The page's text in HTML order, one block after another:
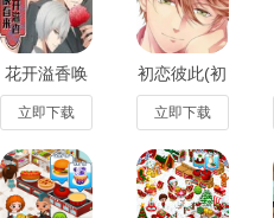
花开溢香唤
春来游戏手
机中文版1.0
免费版
立即下载
初恋彼此(初
彼)游戏手机
直装版1.0安
卓版
立即下载